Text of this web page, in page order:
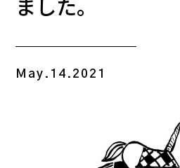
May.14.2021